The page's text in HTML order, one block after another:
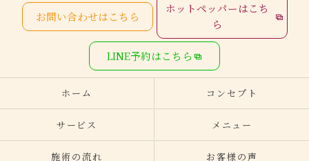
お問い合わせはこちら
ホットペッパーはこち
ら
LINE予約はこちら
ホーム コンセプト
サービス メニュー
施術の流れ お客様の声